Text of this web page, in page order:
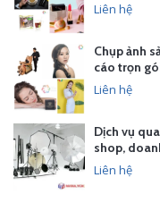
Liên hệ
Chụp ảnh
cáo trọn
Liên hệ
Dịch vụ
shop,
Liên hệ